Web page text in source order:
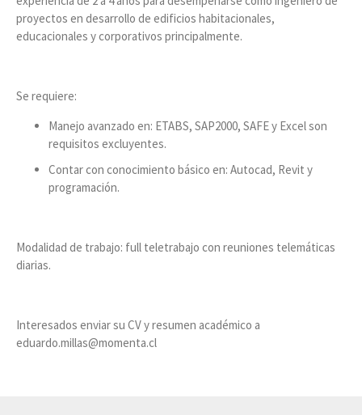
proyectos en desarrollo de edificios habitacionales,
educacionales y corporativos principalmente.
Se requiere:
Manejo avanzado en: ETABS, SAP2000, SAFE y Excel son
requisitos excluyentes.
Contar con conocimiento básico en: Autocad, Revit y
programación.
Modalidad de trabajo: full teletrabajo con reuniones telemáticas
diarias.
Interesados enviar su CV y resumen académico a
eduardo.millas@momenta.cl